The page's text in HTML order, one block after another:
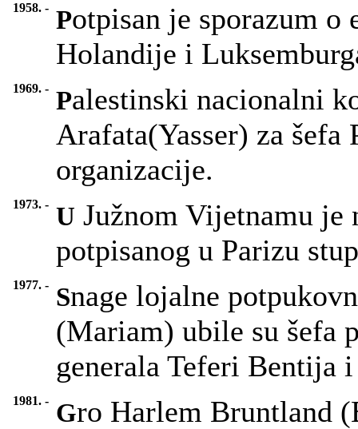
1958. - Potpisan je sporazum
Holandije i
1969. - Palestinski nacionalni
Arafata(Yasser) za šefa
organizacije.
1973. - U Južnom Vijetnamu je
potpisanog u Parizu
1977. - Snage lojalne
(Mariam) ubile su šefa
generala Teferi Bentija
1981. - Gro Harlem Bruntland